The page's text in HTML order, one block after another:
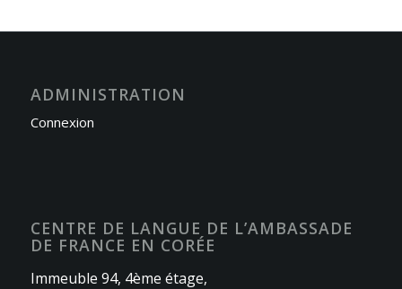
ADMINISTRATION
Connexion
CENTRE DE LANGUE DE L’AMBASSADE
DE FRANCE EN CORÉE
Immeuble 94, 4ème étage,